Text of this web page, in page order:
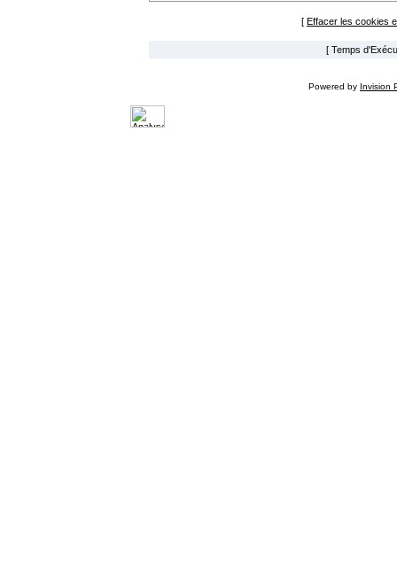
[ Effacer les cookies
[ Temps
Powered by Invision